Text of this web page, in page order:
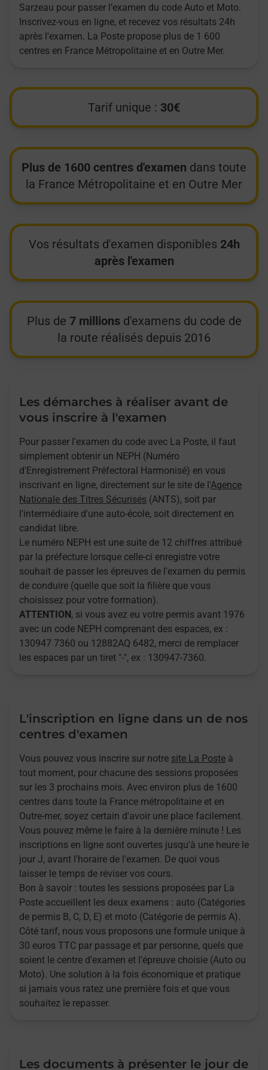
Sarzeau pour passer l’examen du code Auto et Moto.
Inscrivez-vous en ligne, et recevez vos résultats 24h
après l'examen. La Poste propose plus de 1 600
centres en France Métropolitaine et en Outre Mer.
Tarif unique : 30€
Plus de 1600 centres d'examen dans toute
la France Métropolitaine et en Outre Mer
Vos résultats d'examen disponibles 24h
après l'examen
Plus de 7 millionsd'examens du code de
la route réalisés depuis 2016
Les démarches à réaliser avant de
vous inscrire à l'examen
Pour passer l'examen du code avec La Poste, il faut
simplement obtenir un NEPH (Numéro
d'Enregistrement Préfectoral Harmonisé) en vous
inscrivant en ligne, directement sur le site de l'Agence
Nationale des Titres Sécurisés (ANTS), soit par
l'intermédiaire d'une auto-école, soit directement en
candidat libre.
Le numéro NEPH est une suite de 12 chiffres attribué
par la préfecture lorsque celle-ci enregistre votre
souhait de passer les épreuves de l'examen du permis
de conduire (quelle que soit la filière que vous
choisissez pour votre formation).
ATTENTION , si vous avez eu votre permis avant 1976
avec un code NEPH comprenant des espaces, ex :
130947 7360 ou 12882AQ 6482, merci de remplacer
les espaces par un tiret "-", ex : 130947-7360.
L'inscription en ligne dans un de nos
centres d'examen
Vous pouvez vous inscrire sur notre site La Poste à
tout moment, pour chacune des sessions proposées
sur les 3 prochains mois. Avec environ plus de 1600
centres dans toute la France métropolitaine et en
Outre-mer, soyez certain d'avoir une place facilement.
Vous pouvez même le faire à la dernière minute ! Les
inscriptions en ligne sont ouvertes jusqu'à une heure le
jour J, avant l'horaire de l'examen. De quoi vous
laisser le temps de réviser vos cours.
Bon à savoir : toutes les sessions proposées par La
Poste accueillent les deux examens : auto (Catégories
de permis B, C, D, E) et moto (Catégorie de permis A).
Côté tarif, nous vous proposons une formule unique à
30 euros TTC par passage et par personne, quels que
soient le centre d'examen et l'épreuve choisie (Auto ou
Moto). Une solution à la fois économique et pratique
si jamais vous ratez une première fois et que vous
souhaitez le repasser.
Les documents à présenter le jour de